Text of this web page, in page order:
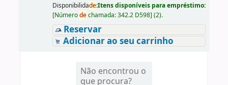
Disponibilidade:Itens disponíveis para empréstimo:
[Númerodechamada:342.2 D598] (2).
Reservar
Adicionar ao seu carrinho
Não encontrou o
que procura?